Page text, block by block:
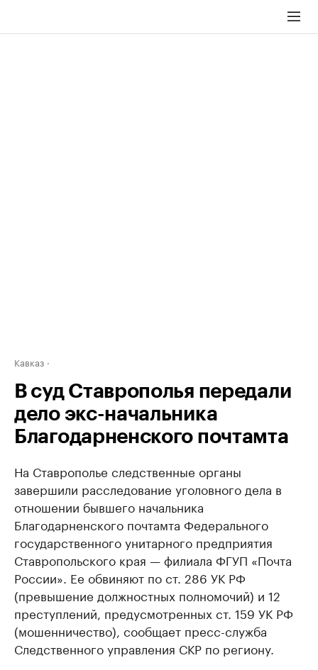
Кавказ
В суд Ставрополья передали
дело экс-начальника
Благодарненского почтамта
На Ставрополье следственные органы
завершили расследование уголовного дела в
отношении бывшего начальника
Благодарненского почтамта Федерального
государственного унитарного предприятия
Ставропольского края — филиала ФГУП «Почта
России». Ее обвиняют по ст. 286 УК РФ
(превышение должностных полномочий) и 12
преступлений, предусмотренных ст. 159 УК РФ
(мошенничество), сообщает пресс-служба
Следственного управления СКР по региону.